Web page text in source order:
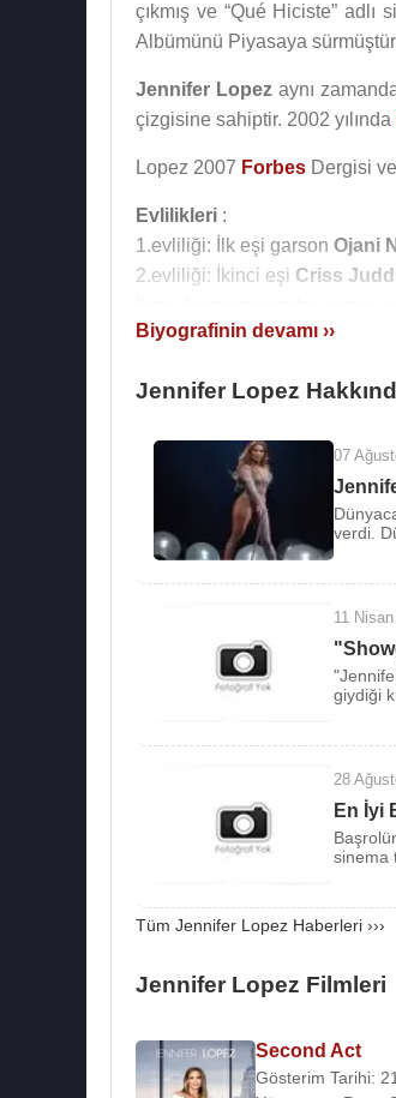
çıkmış ve “Qué Hiciste”
Albümünü Piyasaya
Jennifer Lopezaynı
çizgisine sahiptir. 2002 yılında
Lopez 2007 Forbes Dergisi
Evlilikleri :
1.evliliği: İlk eşi garson Ojani
2.evliliği: İkinci eşi Criss
Ocak 2004'te ayrıldılar.
Maribel Muniz”, “Maximilian
4.evliliği: 16 Temmuz 2022
6 Ocak 2025 tarihinde boşandı.
Jennifer Lopez 2016 yılından
2002: J to tha L-O!: The
2002: This Is Me... Then
2005: Rebirth
2007: Como Ama una Mujer
2007: Brave
2011: Love?
2012: Dance Again... the Hits
2024: This Is Me... Now
Filmleri ve Dizileri:
2024 - Atlas (Sinema filmi)
2019–2024 - Good Trouble (Tv
Biyografinin devamı ››
Jennifer Lopez
07
verdi.
11
giydiği
28
En İyi
sinema
Tüm Jennifer Lopez Haberleri ›››
Jennifer Lopez Filmleri
Second Act
Gösterim Tarihi: